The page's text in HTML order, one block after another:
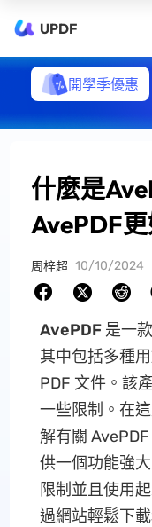
UPDF
開學季優惠
什麼是
AvePDF
周梓超 10/10/2024
AvePDF是一
其中包括多種
PDF 文件。該
一些限制。在
解有關
供一個功能強
限制並且使用
過網站輕鬆下